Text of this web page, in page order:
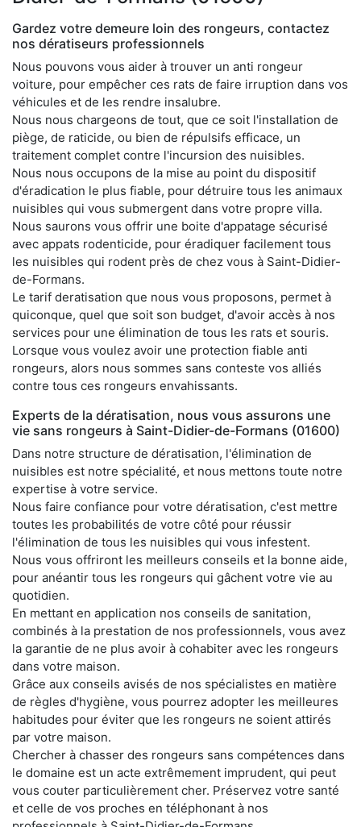
Gardez votre demeure loin des rongeurs, contactez
nos dératiseurs professionnels
Nous pouvons vous aider à trouver un anti rongeur
voiture, pour empêcher ces rats de faire irruption dans vos
véhicules et de les rendre insalubre.
Nous nous chargeons de tout, que ce soit l'installation de
piège, de raticide, ou bien de répulsifs efficace, un
traitement complet contre l'incursion des nuisibles.
Nous nous occupons de la mise au point du dispositif
d'éradication le plus fiable, pour détruire tous les animaux
nuisibles qui vous submergent dans votre propre villa.
Nous saurons vous offrir une boite d'appatage sécurisé
avec appats rodenticide, pour éradiquer facilement tous
les nuisibles qui rodent près de chez vous à Saint-Didier-
de-Formans.
Le tarif deratisation que nous vous proposons, permet à
quiconque, quel que soit son budget, d'avoir accès à nos
services pour une élimination de tous les rats et souris.
Lorsque vous voulez avoir une protection fiable anti
rongeurs, alors nous sommes sans conteste vos alliés
contre tous ces rongeurs envahissants.
Experts de la dératisation, nous vous assurons une
vie sans rongeurs à Saint-Didier-de-Formans (01600)
Dans notre structure de dératisation, l'élimination de
nuisibles est notre spécialité, et nous mettons toute notre
expertise à votre service.
Nous faire confiance pour votre dératisation, c'est mettre
toutes les probabilités de votre côté pour réussir
l'élimination de tous les nuisibles qui vous infestent.
Nous vous offriront les meilleurs conseils et la bonne aide,
pour anéantir tous les rongeurs qui gâchent votre vie au
quotidien.
En mettant en application nos conseils de sanitation,
combinés à la prestation de nos professionnels, vous avez
la garantie de ne plus avoir à cohabiter avec les rongeurs
dans votre maison.
Grâce aux conseils avisés de nos spécialistes en matière
de règles d'hygiène, vous pourrez adopter les meilleures
habitudes pour éviter que les rongeurs ne soient attirés
par votre maison.
Chercher à chasser des rongeurs sans compétences dans
le domaine est un acte extrêmement imprudent, qui peut
vous couter particulièrement cher. Préservez votre santé
et celle de vos proches en téléphonant à nos